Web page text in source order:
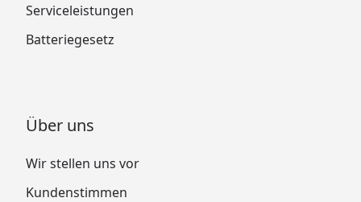
Serviceleistungen
Batteriegesetz
Über uns
Wir stellen uns vor
Kundenstimmen